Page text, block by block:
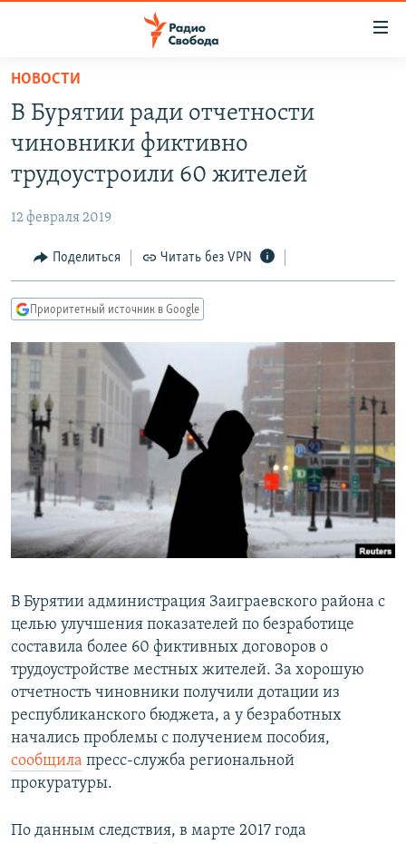
упрощенного
доступа
основному
Вернутся
Вернутся
поиску
ПОДКАСТЫ
АВТОРСКИЕ ПРОЕКТЫ
МНЕНИЯ
КУЛЬТУРА
КАВКАЗ.РЕАЛИИ
СЕВЕР.РЕАЛИИ
СИБИРЬ.РЕАЛИИ
РАСПИСАНИЕ ВЕЩАНИЯ
ПОДПИШИТЕСЬ НА РАССЫЛКУ
СОЦИАЛЬНЫЕ СЕТИ
Все сайты РСЕ/РС
НОВОСТИ
В Бурятии ради отчетности
чиновники фиктивно
трудоустроили 60 жителей
12 февраля 2019
Поделиться Читать без VPN
Приоритетный источник в Google
В Бурятии администрация Заиграевского района с
целью улучшения показателей по безработице
составила более 60 фиктивных договоров о
трудоустройстве местных жителей. За хорошую
отчетность чиновники получили дотации из
республиканского бюджета, а у безработных
начались проблемы с получением пособия,
сообщила пресс-служба региональной
прокуратуры.
По данным следствия, в марте 2017 года